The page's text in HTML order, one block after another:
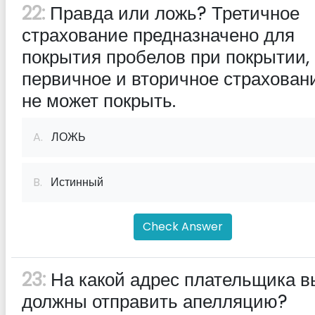
22: Правда или ложь? Третичное
страхование предназначено для
покрытия пробелов при покрытии,
первичное и вторичное
не может покрыть.
A. ЛОЖЬ
B. Истинный
Check Answer
23: На какой адрес плательщика
должны отправить апелляцию?